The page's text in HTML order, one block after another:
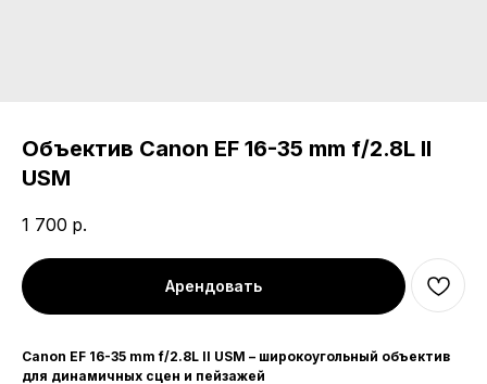
Объектив Canon EF 16-35 mm f/2.8L II
USM
1 700 р.
Арендовать
Canon EF 16-35 mm f/2.8L II USM – широкоугольный объектив
для динамичных сцен и пейзажей